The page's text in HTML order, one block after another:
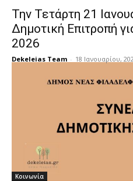
Την Τετάρτη 21
Δημοτική Επιτροπή
2026
Dekeleias Team - 18 Ιανουαρίου,
Κοινωνία